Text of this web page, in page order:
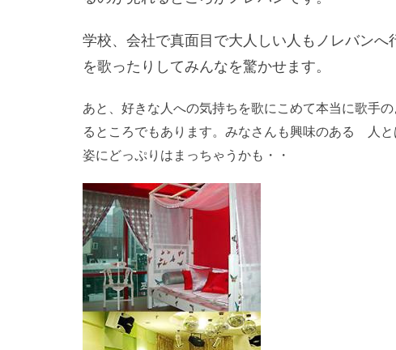
学校、会社で真面目で大人しい人もノレバン
を歌ったりしてみんなを驚かせます。
あと、好きな人への気持ちを歌にこめて本当に歌手
るところでもあります。みなさんも興味のある 人
姿にどっぷりはまっちゃうかも・・